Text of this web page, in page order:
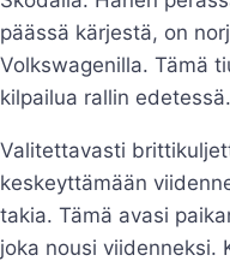
päässä kärjestä, on
Volkswagenilla. Tämä
kilpailua rallin edetessä.
Valitettavasti
keskeyttämään
takia. Tämä avasi
joka nousi viidenneksi.